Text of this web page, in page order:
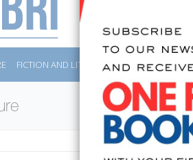
FICTION AND LITERATURE NON FICTION